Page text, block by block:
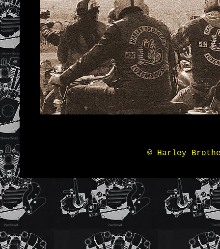
© Harley